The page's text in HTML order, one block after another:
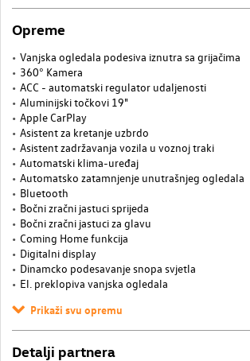
Opreme
Vanjska ogledala podesiva iznutra sa grijačima
360° Kamera
ACC - automatski regulator udaljenosti
Aluminijski točkovi 19"
Apple CarPlay
Asistent za kretanje uzbrdo
Asistent zadržavanja vozila u voznoj traki
Automatski klima-uređaj
Automatsko zatamnjenje unutrašnjeg ogledala
Bluetooth
Bočni zračni jastuci sprijeda
Bočni zračni jastuci za glavu
Coming Home funkcija
Digitalni display
Dinamcko podesavanje snopa svjetla
El. preklopiva vanjska ogledala
Prikaži svu opremu
Detalji partnera